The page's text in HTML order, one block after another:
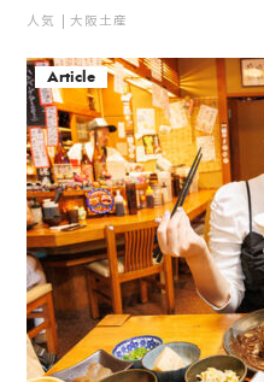
人気 大阪土産
Article